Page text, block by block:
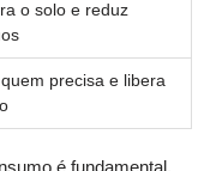
o⁣ solo e reduz
precisa e⁣ libera
é fundamental.